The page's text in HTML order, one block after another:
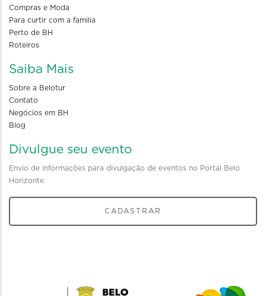
Compras e Moda
Para curtir com a familia
Perto de BH
Roteiros
Saiba Mais
Sobre a Belotur
Contato
Negócios em BH
Blog
Divulgue seu evento
Envio de informações para divulgação de eventos no Portal Belo
Horizonte
CADASTRAR